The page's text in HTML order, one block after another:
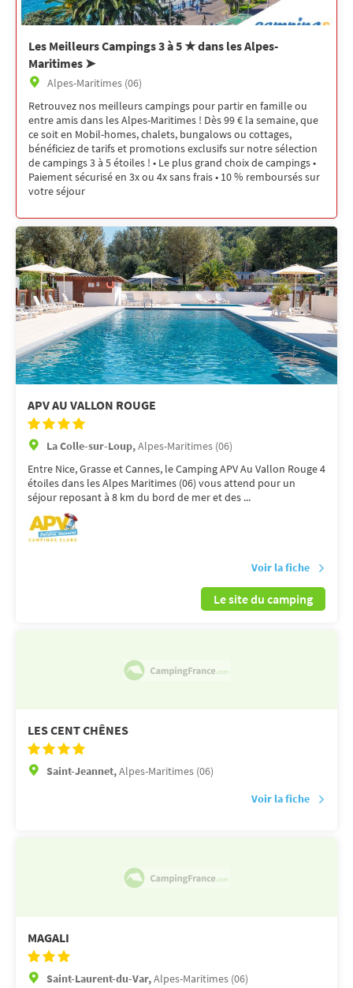
Les Meilleurs Campings 3 à 5 ★ dans les Alpes-
Maritimes ➤
Alpes-Maritimes (06)
Retrouvez nos meilleurs campings pour partir en famille ou
entre amis dans les Alpes-Maritimes ! Dès 99 € la semaine, que
ce soit en Mobil-homes, chalets, bungalows ou cottages,
bénéficiez de tarifs et promotions exclusifs sur notre sélection
de campings 3 à 5 étoiles ! • Le plus grand choix de campings •
Paiement sécurisé en 3x ou 4x sans frais • 10 % remboursés sur
votre séjour
APV AU VALLON ROUGE
La Colle-sur-Loup,Alpes-Maritimes (06)
Entre Nice, Grasse et Cannes, le Camping APV Au Vallon Rouge 4
étoiles dans les Alpes Maritimes (06) vous attend pour un
séjour reposant à 8 km du bord de mer et des ...
Voir la fiche
Le site du camping
LES CENT CHÊNES
Saint-Jeannet,Alpes-Maritimes (06)
Voir la fiche
MAGALI
Saint-Laurent-du-Var,Alpes-Maritimes (06)